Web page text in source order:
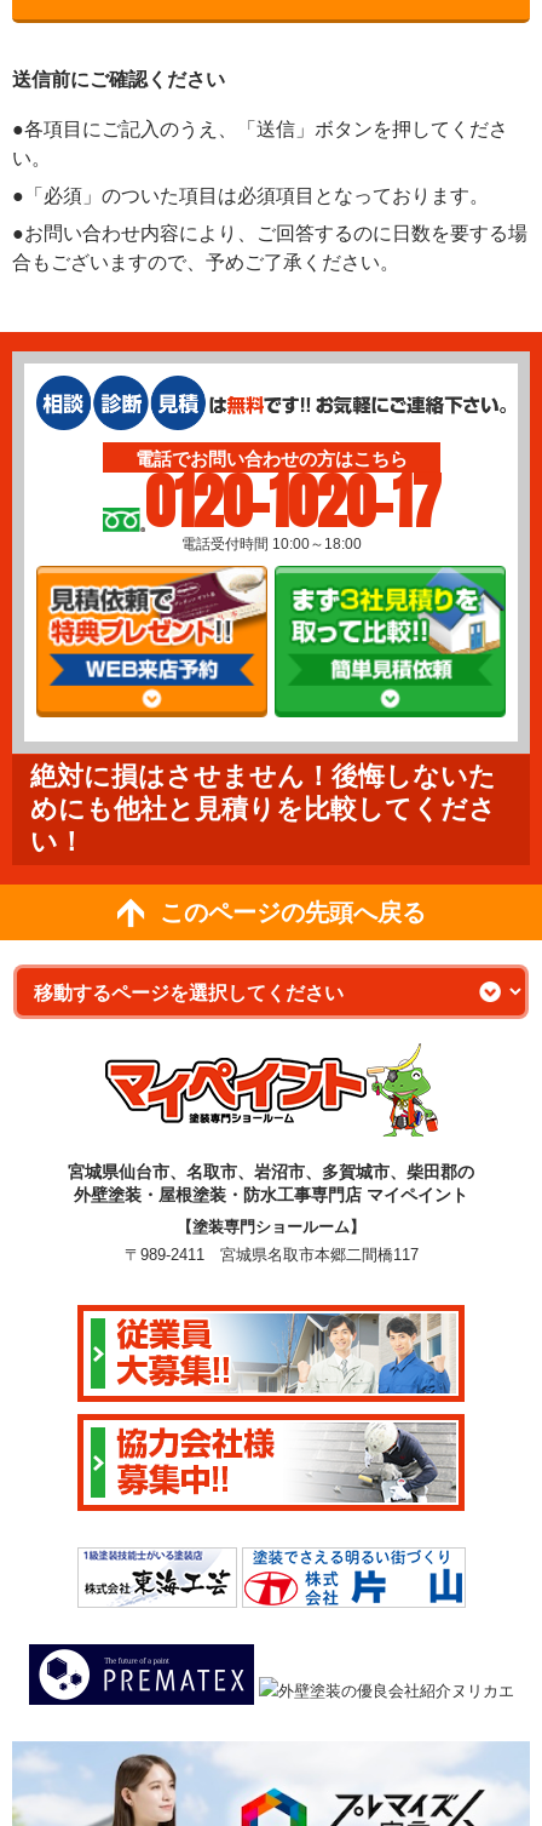
送信前にご確認ください
●各項目にご記入のうえ、「送信」ボタンを押してくださ
い。
●「必須」のついた項目は必須項目となっております。
●お問い合わせ内容により、ご回答するのに日数を要する場
合もございますので、予めご了承ください。
電話でお問い合わせの方はこちら
0120-1020-17
電話受付時間 10:00～18:00
絶対に損はさせません！後悔しないた
めにも他社と見積りを比較してくださ
い！
このページの先頭へ戻る
宮城県仙台市、名取市、岩沼市、多賀城市、柴田郡の
外壁塗装・屋根塗装・防水工事専門店 マイペイント
【塗装専門ショールーム】
〒989-2411 宮城県名取市本郷二間橋117